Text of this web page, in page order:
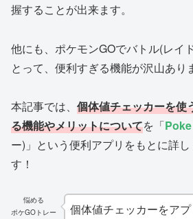
握することが出来ます。
他にも、ポケモンGOでバトル(レイ
とって、便利すぎる機能が沢山あり
本記事では、 個体値チェッカーを使
る機能やメリットについてを「
ー)」という便利アプリをもとに詳
す！
悩める
ポケGOトレー
個体値チェッカーをア